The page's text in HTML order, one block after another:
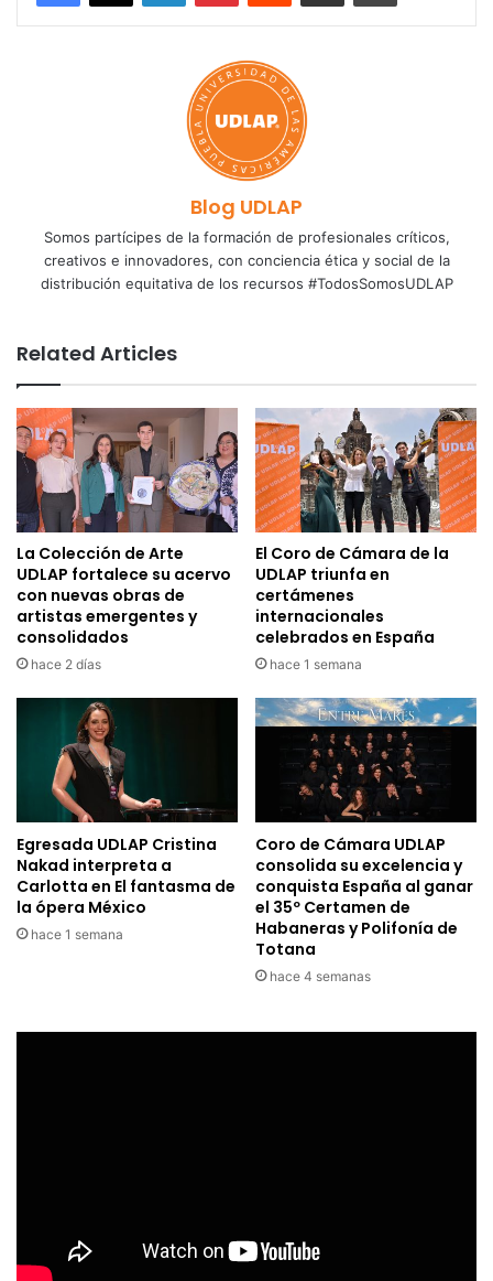
Blog UDLAP
Somos partícipes de la formación de profesionales críticos,
creativos e innovadores, con conciencia ética y social de la
distribución equitativa de los recursos #TodosSomosUDLAP
Related Articles
La Colección de Arte
UDLAP fortalece su acervo
con nuevas obras de
artistas emergentes y
consolidados
hace 2 días
El Coro de Cámara de la
UDLAP triunfa en
certámenes
internacionales
celebrados en España
hace 1 semana
Egresada UDLAP Cristina
Nakad interpreta a
Carlotta en El fantasma de
la ópera México
hace 1 semana
Coro de Cámara UDLAP
consolida su excelencia y
conquista España al ganar
el 35º Certamen de
Habaneras y Polifonía de
Totana
hace 4 semanas